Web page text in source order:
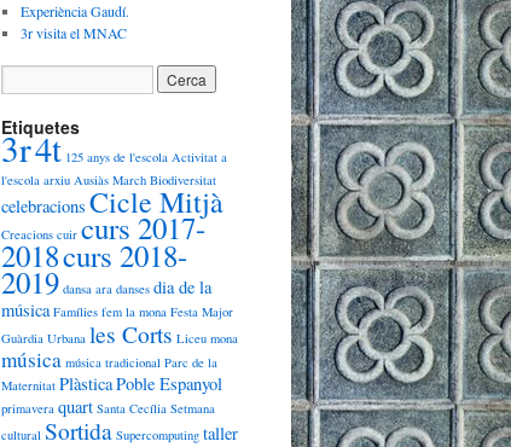
Experiència Gaudí.
3r visita el MNAC
Etiquetes
3r4t 125 anys de l'escola Activitat a
l'escola arxiu Ausiàs March Biodiversitat
celebracions Cicle Mitjà
Creacions cuir curs 2017-
2018curs 2018-
2019 dansa ara danses dia de la
música Famílies fem la mona Festa Major
Guàrdia Urbana les Corts Liceu mona
música música tradicional Parc de la
Maternitat PlàsticaPoble Espanyol
primavera quart Santa Cecília Setmana
cultural Sortida Supercomputing taller